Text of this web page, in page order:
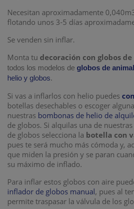
Necesitan aproximadamente
flotando unos 3-5 días
Se venden sin inflar.
Monta tu decoración con globos
todos los modelos de globos de
helio y globos.
Si vas a inflarlos con helio puedes
botellas desechables o escoger
nuestras bombonas de helio de
de globos. Si alquilas una de
de globos selecciona la botella con
pues te será mucho más cómoda y,
que miden la presión y se paran
su máximo de inflado.
Para inflar estos globos con aire
inflador de globos manual, pues al
permite traspasar la válvula de los